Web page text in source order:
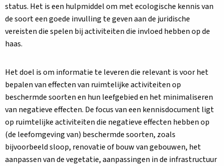
status. Het is een hulpmiddel om met ecologische kennis van
de soort een goede invulling te geven aan de juridische
vereisten die spelen bij activiteiten die invloed hebben op de
haas.
Het doel is om informatie te leveren die relevant is voor het
bepalen van effecten van ruimtelijke activiteiten op
beschermde soorten en hun leefgebied en het minimaliseren
van negatieve effecten. De focus van een kennisdocument ligt
op ruimtelijke activiteiten die negatieve effecten hebben op
(de leefomgeving van) beschermde soorten, zoals
bijvoorbeeld sloop, renovatie of bouw van gebouwen, het
aanpassen van de vegetatie, aanpassingen in de infrastructuur